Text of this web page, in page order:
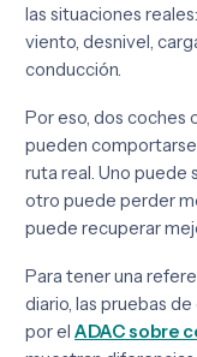
las situaciones
viento, desnivel,
conducción.
Por eso, dos coches
pueden
ruta real. Uno puede
otro puede perder
puede recuperar
Para tener una
diario, las pruebas
por el ADAC sobre